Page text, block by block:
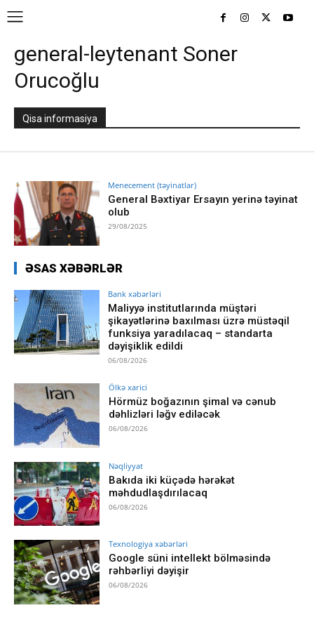
general-leytenant Soner
Orucoğlu
Qisa informasiya
Menecement (təyinatlar)
General Bəxtiyar Ersayın yerinə təyinat
olub
29/08/2025
ƏSAS XƏBƏRLƏR
Bank xəbərləri
Maliyyə institutlarında müştəri
şikayətlərinə baxılması üzrə müstəqil
funksiya yaradılacaq – standarta
dəyişiklik edildi
06/08/2026
Ölkə xarici
Hörmüz boğazının şimal və cənub
dəhlizləri ləğv ediləcək
06/08/2026
Nəqliyyat
Bakıda iki küçədə hərəkət
məhdudlaşdırılacaq
06/08/2026
Texnologiya xəbərləri
Google süni intellekt bölməsində
rəhbərliyi dəyişir
06/08/2026